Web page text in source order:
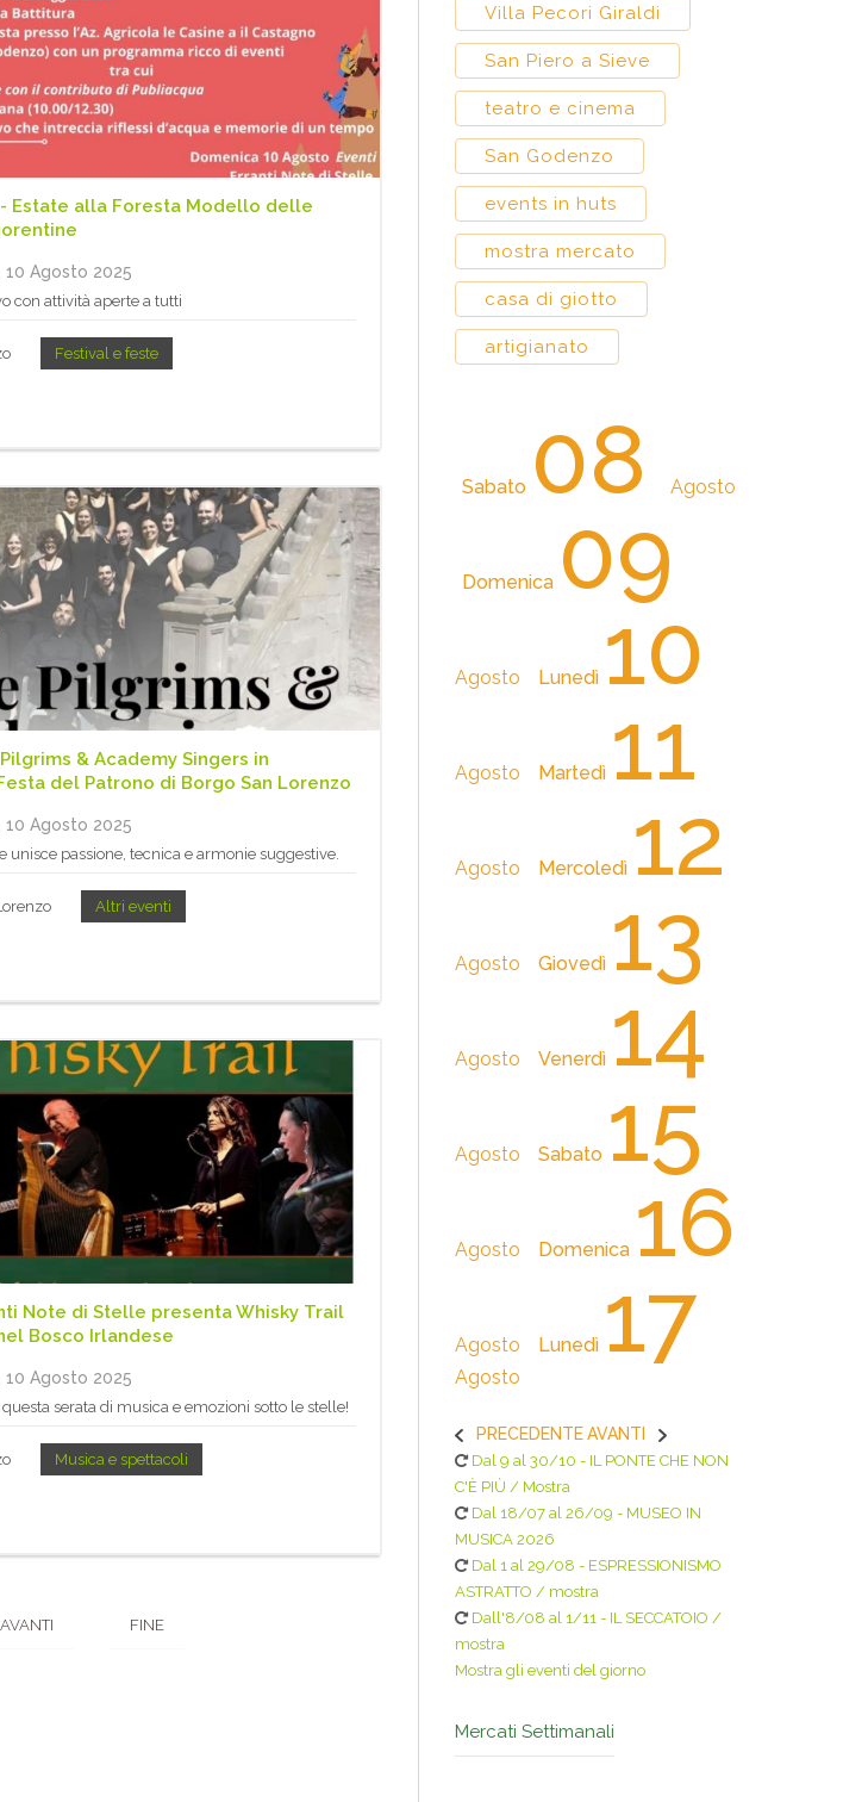
Estate alla Foresta Modello delle
10 Agosto 2025
con attività aperte a tutti
Festival e feste
& Academy Singers in
del Patrono di Borgo San Lorenzo
10 Agosto 2025
unisce passione, tecnica e armonie suggestive.
Altri eventi
Note di Stelle presenta Whisky Trail
Bosco Irlandese
10 Agosto 2025
serata di musica e emozioni sotto le stelle!
Musica e spettacoli
AVANTI FINE
Villa Pecori Giraldi
San Piero a Sieve
teatro e cinema
San Godenzo
events in huts
mostra mercato
casa di giotto
artigianato
Sabato 08 Agosto
Domenica 09
Agosto Lunedì 10
Agosto Martedì 11
Agosto Mercoledì 12
Agosto Giovedì 13
Agosto Venerdì 14
Agosto Sabato 15
Agosto Domenica 16
Agosto Lunedì 17
Agosto
PRECEDENTEAVANTI
Dal 9 al 30/10 - IL PONTE CHE NON
C'È PIÙ / Mostra
Dal 18/07 al 26/09 - MUSEO IN
MUSICA 2026
Dal 1 al 29/08 - ESPRESSIONISMO
ASTRATTO / mostra
Dall'8/08 al 1/11 - IL SECCATOIO /
mostra
Mostra gli eventi del giorno
Mercati Settimanali